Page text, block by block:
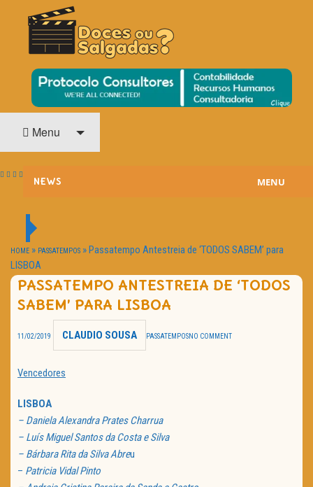
DOCES OU SALGADAS?
O Cinema? Uma Paixão!!
Menu
NEWS
HOME CINEMA
NOTA PESSOAL
TRAILER DO DIA
MENU
HOME » PASSATEMPOS »Passatempo Antestreia de ‘TODOS SABEM’ para
LISBOA
PASSATEMPO ANTESTREIA DE ‘TODOS
SABEM’ PARA LISBOA
11/02/2019 CLAUDIO SOUSA PASSATEMPOSNO COMMENT
Vencedores
LISBOA
– Daniela Alexandra Prates Charrua
– Luís Miguel Santos da Costa e Silva
– Bárbara Rita da Silva Abreu
– Patricia Vidal Pinto